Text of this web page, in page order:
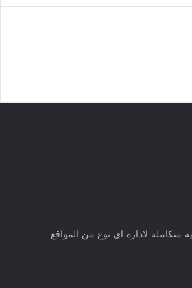
متكاملة لادارة اى نوع من المواقع